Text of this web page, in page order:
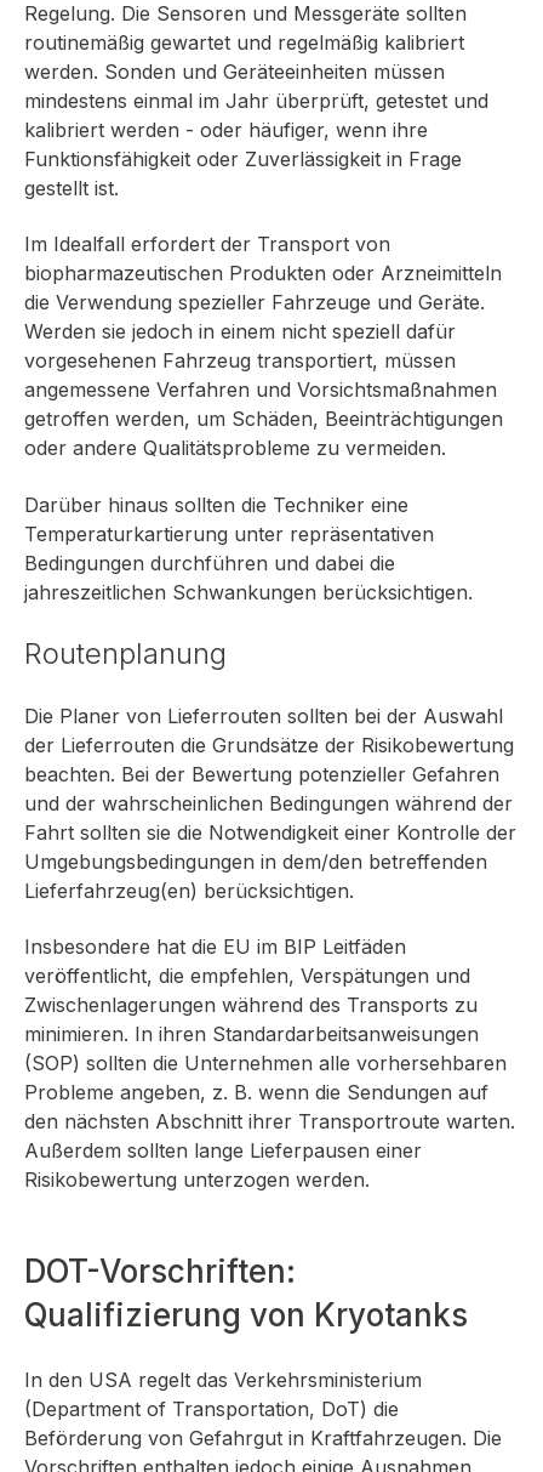
Regelung. Die Sensoren und Messgeräte sollten
routinemäßig gewartet und regelmäßig kalibriert
werden. Sonden und Geräteeinheiten müssen
mindestens einmal im Jahr überprüft, getestet und
kalibriert werden - oder häufiger, wenn ihre
Funktionsfähigkeit oder Zuverlässigkeit in Frage
gestellt ist.
Im Idealfall erfordert der Transport von
biopharmazeutischen Produkten oder Arzneimitteln
die Verwendung spezieller Fahrzeuge und Geräte.
Werden sie jedoch in einem nicht speziell dafür
vorgesehenen Fahrzeug transportiert, müssen
angemessene Verfahren und Vorsichtsmaßnahmen
getroffen werden, um Schäden, Beeinträchtigungen
oder andere Qualitätsprobleme zu vermeiden.
Darüber hinaus sollten die Techniker eine
Temperaturkartierung unter repräsentativen
Bedingungen durchführen und dabei die
jahreszeitlichen Schwankungen berücksichtigen.
Routenplanung
Die Planer von Lieferrouten sollten bei der Auswahl
der Lieferrouten die Grundsätze der Risikobewertung
beachten. Bei der Bewertung potenzieller Gefahren
und der wahrscheinlichen Bedingungen während der
Fahrt sollten sie die Notwendigkeit einer Kontrolle der
Umgebungsbedingungen in dem/den betreffenden
Lieferfahrzeug(en) berücksichtigen.
Insbesondere hat die EU im BIP Leitfäden
veröffentlicht, die empfehlen, Verspätungen und
Zwischenlagerungen während des Transports zu
minimieren. In ihren Standardarbeitsanweisungen
(SOP) sollten die Unternehmen alle vorhersehbaren
Probleme angeben, z. B. wenn die Sendungen auf
den nächsten Abschnitt ihrer Transportroute warten.
Außerdem sollten lange Lieferpausen einer
Risikobewertung unterzogen werden.
DOT-Vorschriften:
Qualifizierung von Kryotanks
In den USA regelt das Verkehrsministerium
(Department of Transportation, DoT) die
Beförderung von Gefahrgut in Kraftfahrzeugen. Die
Vorschriften enthalten jedoch einige Ausnahmen,